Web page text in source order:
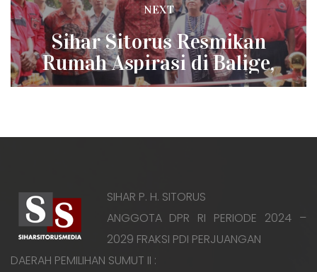
Dapilnya
NEXT
Next
post:Sihar Sitorus Resmikan
Rumah Aspirasi di Balige,
Jojor Tambunan: Ini yang
SIHAR P. H. SITORUS
ANGGOTA DPR RI PERIODE 2024 –
2029 FRAKSI PDI PERJUANGAN
DAERAH PEMILIHAN SUMUT II :